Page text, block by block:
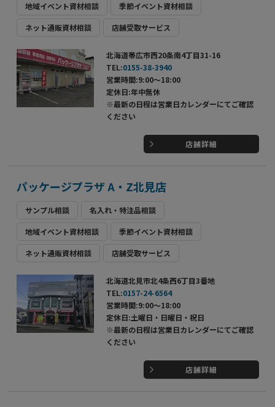
地域イベント資材相談 季節イベント資材相談
ネット通販資材相談 店舗受取サービス
北海道帯広市西20条南4丁目31-16
TEL:0155-38-3940
営業時間:9:00～18:00
定休日:年中無休
※最新の日程は営業日カレンダーにてご確認
ください
店舗詳細
パッケージプラザ A・Z北見店
サンプル相談 名入れ・特注品相談
地域イベント資材相談 季節イベント資材相談
ネット通販資材相談 店舗受取サービス
北海道北見市北4条西6丁目3番地
TEL:0157-24-6564
営業時間:9:00～18:00
定休日:土曜日・日曜日・祝日
※最新の日程は営業日カレンダーにてご確認
ください
店舗詳細